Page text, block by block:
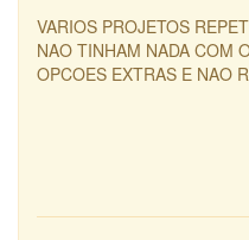
VARIOS PROJETOS
NAO TINHAM NADA COM
OPCOES EXTRAS E NAO